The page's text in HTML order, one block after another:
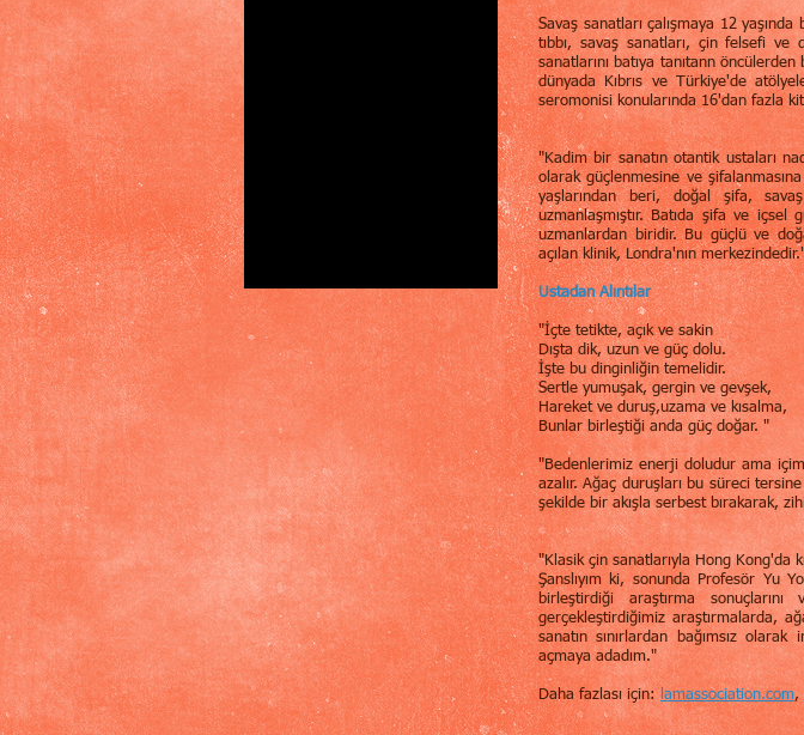
Savaş sanatları çalışmaya 12
tıbbı, savaş sanatları, çin felsefi ve
sanatlarını batıya tanıtann
dünyada Kıbrıs ve Türkiye'de
seromonisi konularında 16'dan fazla
"Kadim bir sanatın otantik ustaları
olarak güçlenmesine ve
yaşlarından beri, doğal şifa,
uzmanlaşmıştır. Batıda şifa ve
uzmanlardan biridir. Bu güçlü ve
açılan klinik, Londra'nın
Ustadan Alıntılar
"İçte tetikte, açık ve sakin
Dışta dik, uzun ve güç dolu.
İşte bu dinginliğin temelidir.
Sertle yumuşak, gergin ve gevşek,
Hareket ve duruş,uzama ve kısalma,
Bunlar birleştiği anda güç doğar. "
"Bedenlerimiz enerji doludur ama
azalır. Ağaç duruşları bu süreci
şekilde bir akışla serbest bırakarak,
"Klasik çin sanatlarıyla Hong Kong'da
Şanslıyım ki, sonunda Profesör Yu
birleştirdiği araştırma
gerçekleştirdiğimiz araştırmalarda,
sanatın sınırlardan bağımsız
açmaya adadım."
Daha fazlası için:lamassociation.com,